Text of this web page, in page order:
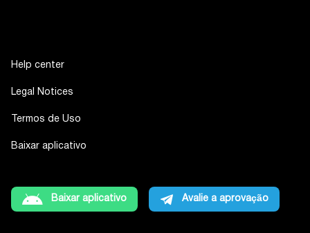
Help center
Legal Notices
Termos de Uso
Baixar aplicativo
Baixar aplicativo Avalie a aprovação